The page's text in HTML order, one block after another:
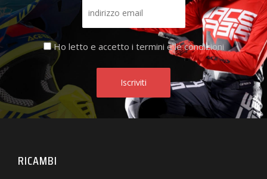
Ho letto e accetto i termini e le condizioni
RICAMBI